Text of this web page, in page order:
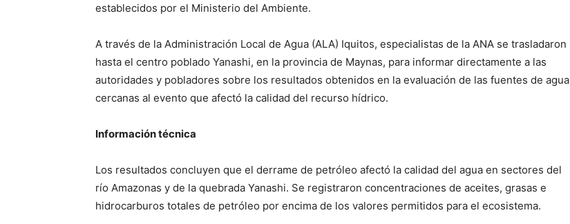
establecidos por el Ministerio del Ambiente.
A través de la Administración Local de Agua (ALA) Iquitos, especialistas de la ANA se trasladaron
hasta el centro poblado Yanashi, en la provincia de Maynas, para informar directamente a las
autoridades y pobladores sobre los resultados obtenidos en la evaluación de las fuentes de agua
cercanas al evento que afectó la calidad del recurso hídrico.
Información técnica
Los resultados concluyen que el derrame de petróleo afectó la calidad del agua en sectores del
río Amazonas y de la quebrada Yanashi. Se registraron concentraciones de aceites, grasas e
hidrocarburos totales de petróleo por encima de los valores permitidos para el ecosistema.